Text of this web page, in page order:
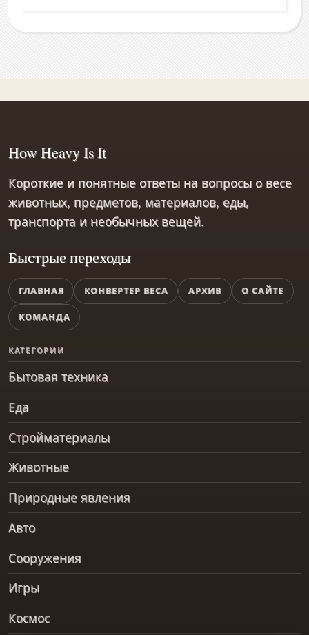
Быстрые переходы
ГЛАВНАЯ КОНВЕРТЕР ВЕСА АРХИВ О САЙТЕ
КОМАНДА
КАТЕГОРИИ
Бытовая техника
Еда
Стройматериалы
Животные
Природные явления
Авто
Сооружения
Игры
Космос
How Heavy Is It
Короткие и понятные ответы на вопросы о весе
животных, предметов, материалов, еды,
транспорта и необычных вещей.